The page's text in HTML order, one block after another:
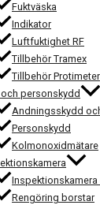
Fuktväska
Indikator
Luftfuktighet RF
Tillbehör Tramex
Tillbehör Protimeter
personskydd
Andningsskydd
Personskydd
Kolmonoxidmätare
Rengöring borstar